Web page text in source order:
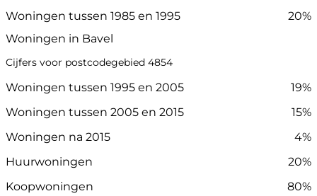
Woningen tussen 1985 en 1995
20%
Woningen in Bavel
Cijfers voor postcodegebied 4854
Woningen tussen 1995 en 2005
19%
Woningen tussen 2005 en 2015
15%
Woningen na 2015
4%
Huurwoningen
20%
Koopwoningen
80%